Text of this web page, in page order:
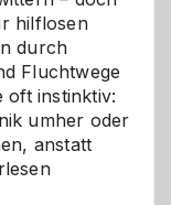
hilflosen
durch
Fluchtwege
oft instinktiv:
umher oder
anstatt